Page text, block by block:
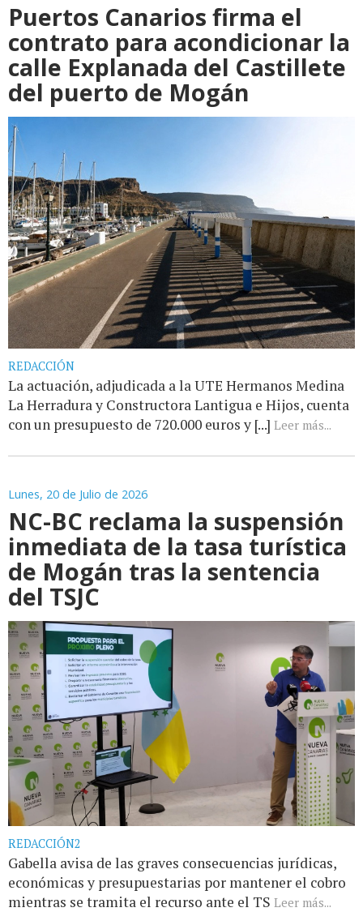
Puertos Canarios firma el
contrato para acondicionar la
calle Explanada del Castillete
del puerto de Mogán
REDACCIÓN
La actuación, adjudicada a la UTE Hermanos Medina
La Herradura y Constructora Lantigua e Hijos, cuenta
con un presupuesto de 720.000 euros y [...] Leer más...
Lunes, 20 de Julio de 2026
NC-BC reclama la suspensión
inmediata de la tasa turística
de Mogán tras la sentencia
del TSJC
REDACCIÓN2
Gabella avisa de las graves consecuencias jurídicas,
económicas y presupuestarias por mantener el cobro
mientras se tramita el recurso ante el TS Leer más...